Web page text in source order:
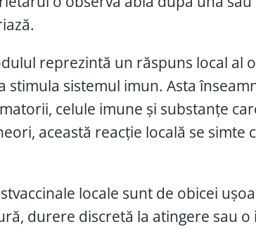
reprezintă un răspuns local al
sistemul imun. Asta
celule imune și substanțe
această reacție locală se simte
locale sunt de obicei
durere discretă la atingere sau